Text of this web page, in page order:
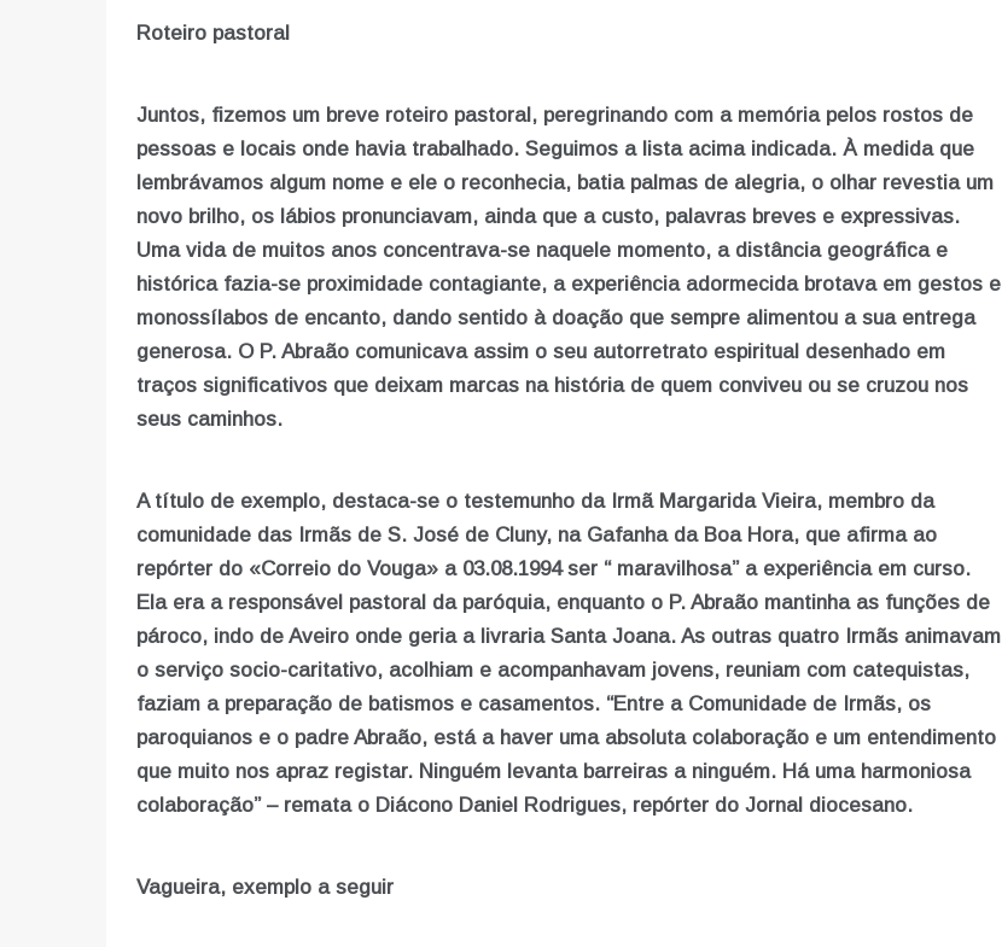
Roteiro pastoral
Juntos, fizemos um breve roteiro pastoral, peregrinando com a memória pelos rostos de
pessoas e locais onde havia trabalhado. Seguimos a lista acima indicada. À medida que
lembrávamos algum nome e ele o reconhecia, batia palmas de alegria, o olhar revestia um
novo brilho, os lábios pronunciavam, ainda que a custo, palavras breves e expressivas.
Uma vida de muitos anos concentrava-se naquele momento, a distância geográfica e
histórica fazia-se proximidade contagiante, a experiência adormecida brotava em gestos e
monossílabos de encanto, dando sentido à doação que sempre alimentou a sua entrega
generosa. O P. Abraão comunicava assim o seu autorretrato espiritual desenhado em
traços significativos que deixam marcas na história de quem conviveu ou se cruzou nos
seus caminhos.
A título de exemplo, destaca-se o testemunho da Irmã Margarida Vieira, membro da
comunidade das Irmãs de S. José de Cluny, na Gafanha da Boa Hora, que afirma ao
repórter do «Correio do Vouga» a 03.08.1994 ser “ maravilhosa” a experiência em curso.
Ela era a responsável pastoral da paróquia, enquanto o P. Abraão mantinha as funções de
pároco, indo de Aveiro onde geria a livraria Santa Joana. As outras quatro Irmãs animavam
o serviço socio-caritativo, acolhiam e acompanhavam jovens, reuniam com catequistas,
faziam a preparação de batismos e casamentos. “Entre a Comunidade de Irmãs, os
paroquianos e o padre Abraão, está a haver uma absoluta colaboração e um entendimento
que muito nos apraz registar. Ninguém levanta barreiras a ninguém. Há uma harmoniosa
colaboração” – remata o Diácono Daniel Rodrigues, repórter do Jornal diocesano.
Vagueira, exemplo a seguir